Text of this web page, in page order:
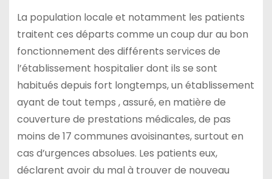
La population locale et notamment les patients
traitent ces départs comme un coup dur au bon
fonctionnement des différents services de
l’établissement hospitalier dont ils se sont
habitués depuis fort longtemps, un établissement
ayant de tout temps , assuré, en matière de
couverture de prestations médicales, de pas
moins de 17 communes avoisinantes, surtout en
cas d’urgences absolues. Les patients eux,
déclarent avoir du mal à trouver de nouveau